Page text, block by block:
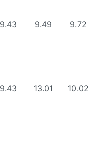
9.43 9.49 9.72
9.43 13.01 10.02